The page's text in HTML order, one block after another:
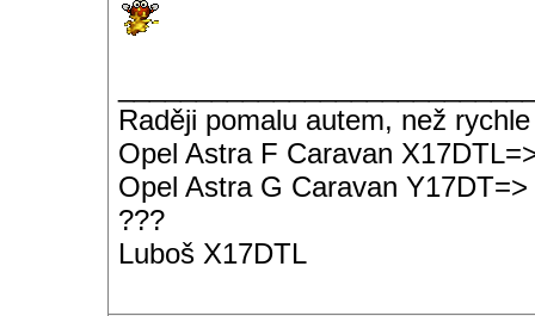
Raději pomalu autem, než
Opel Astra F Caravan
Opel Astra G Caravan Y17DT=>
???
Luboš X17DTL